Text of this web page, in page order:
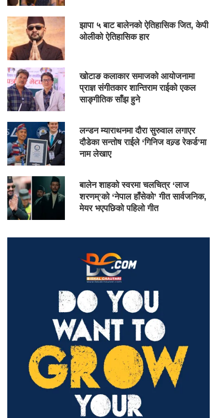
झापा ५ बाट बालेनको ऐतिहासिक जित, केपी
ओलीको ऐतिहासिक हार
खोटाङ कलाकार समाजको आयोजनामा
प्राज्ञ संगीतकार शान्तिराम राईको एकल
साङ्गीतिक साँझ हुने
लन्डन म्याराथनमा दौरा सुरुवाल लगाएर
दौडेका सन्तोष राईले ‘गिनिज वल्र्ड रेकर्ड’मा
नाम लेखाए
बालेन शाहको स्वरमा चलचित्र ‘लाज
शरणम्’को ‘नेपाल हाँसेको’ गीत सार्वजनिक,
मेयर भएपछिको पहिलो गीत